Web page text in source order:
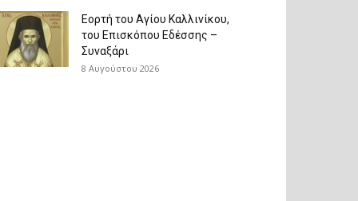
Εορτή του Αγίου Καλλινίκου,
του Επισκόπου Εδέσσης –
Συναξάρι
8 Αυγούστου 2026